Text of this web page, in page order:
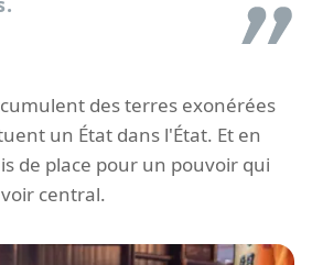
des terres exonérées
un État dans l'État. Et en
de place pour un pouvoir qui
central.